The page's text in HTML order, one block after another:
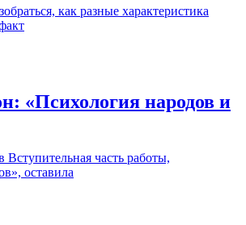
как разные характеристика
«Психология народов и
Вступительная часть работы,
оставила